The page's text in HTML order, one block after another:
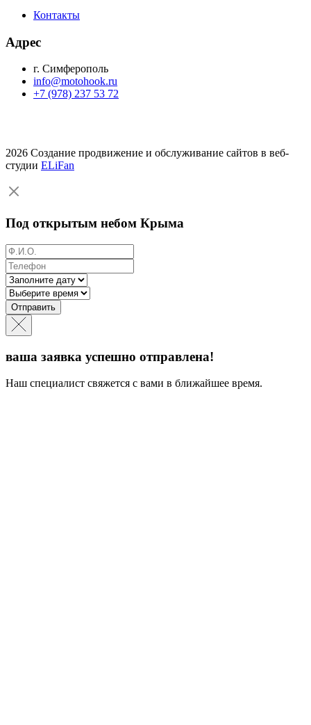
Контакты
Адрес
г. Симферополь
info@motohook.ru
+7 (978) 237 53 72
2026 Создание продвижение и обслуживание сайтов в веб-
студии ELiFan
Под открытым небом Крыма
ваша заявка успешно отправлена!
Наш специалист свяжется с вами в ближайшее время.